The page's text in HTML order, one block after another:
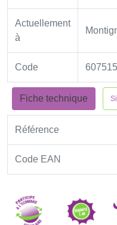
Actuellement
à
Code 607515
Fiche technique
Référence
Code EAN